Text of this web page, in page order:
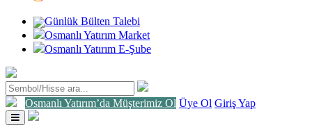
Günlük Bülten Talebi
Osmanlı Yatırım Market
Osmanlı Yatırım E-Şube
Osmanlı Yatırım’da Müşterimiz Ol Üye Ol Giriş Yap
Toggle
navigation